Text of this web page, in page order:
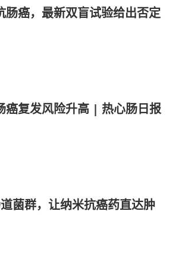
肠癌，最新双盲试验给出否定
癌复发风险升高 | 热心肠日报
菌群，让纳米抗癌药直达肿